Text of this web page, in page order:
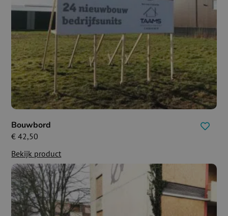
Bouwbord
€ 42,50
Bekijk product